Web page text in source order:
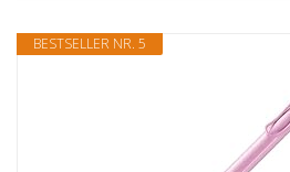
BESTSELLER NR. 5